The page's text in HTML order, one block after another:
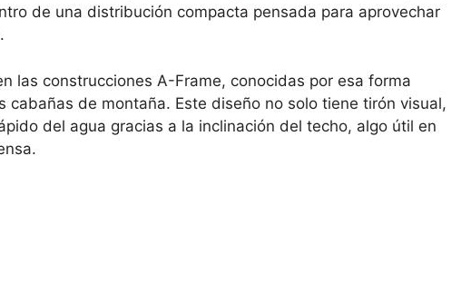
de una distribución compacta pensada para aprovechar
las construcciones A-Frame, conocidas por esa forma
cabañas de montaña. Este diseño no solo tiene tirón visual,
del agua gracias a la inclinación del techo, algo útil en